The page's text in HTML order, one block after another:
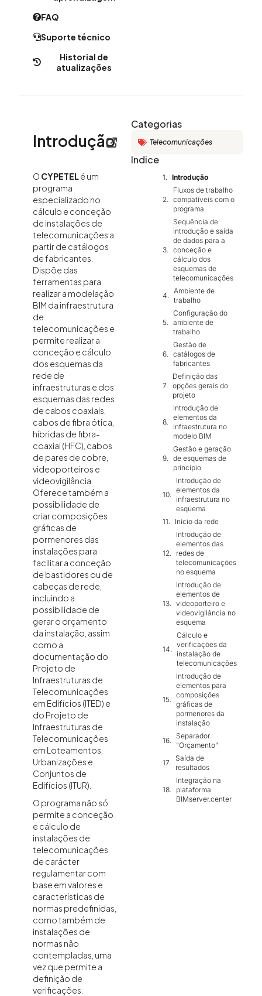
FAQ
Suporte técnico
Historial de
atualizações
Categorias
Telecomunicações
Indice
Introdução
Fluxos de trabalho
compatíveis com o
programa
Sequência de
introdução e saída
de dados para a
conceção e
cálculo dos
esquemas de
telecomunicações
Ambiente de
trabalho
Configuração do
ambiente de
trabalho
Gestão de
catálogos de
fabricantes
Definição das
opções gerais do
projeto
Introdução de
elementos da
infraestrutura no
modelo BIM
Gestão e geração
de esquemas de
princípio
Introdução de
elementos da
infraestrutura no
esquema
Início da rede
Introdução de
elementos das
redes de
telecomunicações
no esquema
Introdução de
elementos de
videoporteiro e
videovigilância no
esquema
Cálculo e
verificações da
instalação de
telecomunicações
Introdução de
elementos para
composições
gráficas de
pormenores da
instalação
Separador
"Orçamento"
Saída de
resultados
Integração na
plataforma
BIMserver.center
Introdução
O CYPETELé um
programa
especializado no
cálculo e conceção
de instalações de
telecomunicações a
partir de catálogos
de fabricantes.
Dispõe das
ferramentas para
realizar a modelação
BIM da infraestrutura
de
telecomunicações e
permite realizar a
conceção e cálculo
dos esquemas da
rede de
infraestruturas e dos
esquemas das redes
de cabos coaxiais,
cabos de fibra ótica,
híbridas de fibra-
coaxial (HFC), cabos
de pares de cobre,
videoporteiros e
videovigilância.
Oferece também a
possibilidade de
criar composições
gráficas de
pormenores das
instalações para
facilitar a conceção
de bastidores ou de
cabeças de rede,
incluindo a
possibilidade de
gerar o orçamento
da instalação, assim
como a
documentação do
Projeto de
Infraestruturas de
Telecomunicações
em Edifícios (ITED) e
do Projeto de
Infraestruturas de
Telecomunicações
em Loteamentos,
Urbanizações e
Conjuntos de
Edifícios (ITUR).
O programa não só
permite a conceção
e cálculo de
instalações de
telecomunicações
de carácter
regulamentar com
base em valores e
características de
normas predefinidas,
como também de
instalações de
normas não
contempladas, uma
vez que permite a
definição de
verificações.